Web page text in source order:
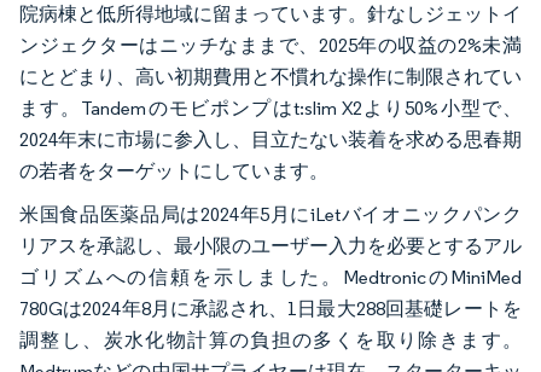
院病棟と低所得地域に留まっています。針なしジェットイ
ンジェクターはニッチなままで、2025年の収益の2%未満
にとどまり、高い初期費用と不慣れな操作に制限されてい
ます。Tandemのモビポンプはt:slim X2より50%小型で、
2024年末に市場に参入し、目立たない装着を求める思春期
の若者をターゲットにしています。
米国食品医薬品局は2024年5月にiLetバイオニックパンク
リアスを承認し、最小限のユーザー入力を必要とするアル
ゴリズムへの信頼を示しました。MedtronicのMiniMed
780Gは2024年8月に承認され、1日最大288回基礎レートを
調整し、炭水化物計算の負担の多くを取り除きます。